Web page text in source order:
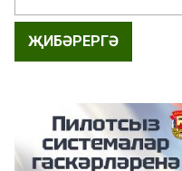
ҖИБӘРЕРГӘ